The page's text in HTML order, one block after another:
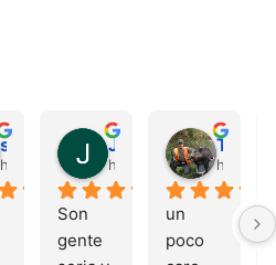
hace 4 meses hace 4 meses
Son
gente
hace 4
un
poco